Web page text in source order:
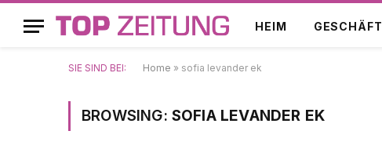
HEIM GESCHÄFT
SIE SIND BEI: Home » sofia levander ek
BROWSING: SOFIA LEVANDER EK